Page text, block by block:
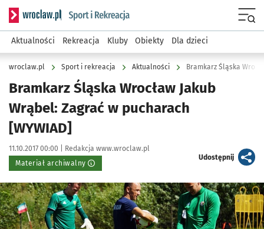
Serwis informacyjny wroclaw.pl podserwis: Sport i rekreacja
Aktualności Rekreacja Kluby Obiekty Dla dzieci
wroclaw.pl Sport i rekreacja Aktualności Bramkarz Śląska
Bramkarz Śląska Wrocław Jakub
Wrąbel: Zagrać w pucharach
[WYWIAD]
Data publikacji:
11.10.2017 00:00 | Autor:
Redakcja www.wroclaw.pl
Materiał archiwalny
Udostępnijartykuł
Kliknij, aby powiększyć